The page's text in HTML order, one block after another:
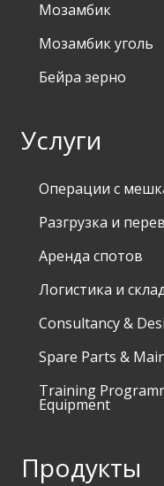
Мозамбик
Мозамбик уголь
Бейра зерно
Услуги
Операции с
Разгрузка и
Аренда спотов
Логистика и
Consultancy &
Spare Parts &
Training
Equipment
Продукты